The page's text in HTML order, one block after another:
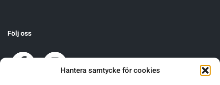
Hantera samtycke för cookies
Följ oss